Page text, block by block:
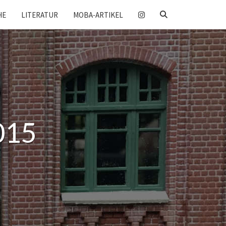
LITERATUR MOBA-ARTIKEL
SEARCH